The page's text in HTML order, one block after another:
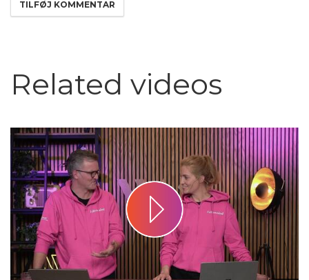
Related videos